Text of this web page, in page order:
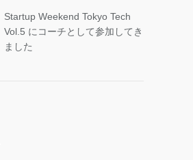
Startup Weekend Tokyo Tech
Vol.5 にコーチとして参加してき
ました